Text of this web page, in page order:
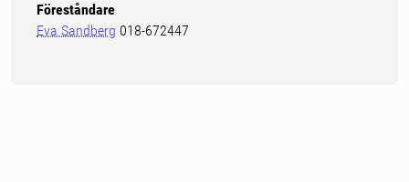
Föreståndare
Eva Sandberg 018-672447